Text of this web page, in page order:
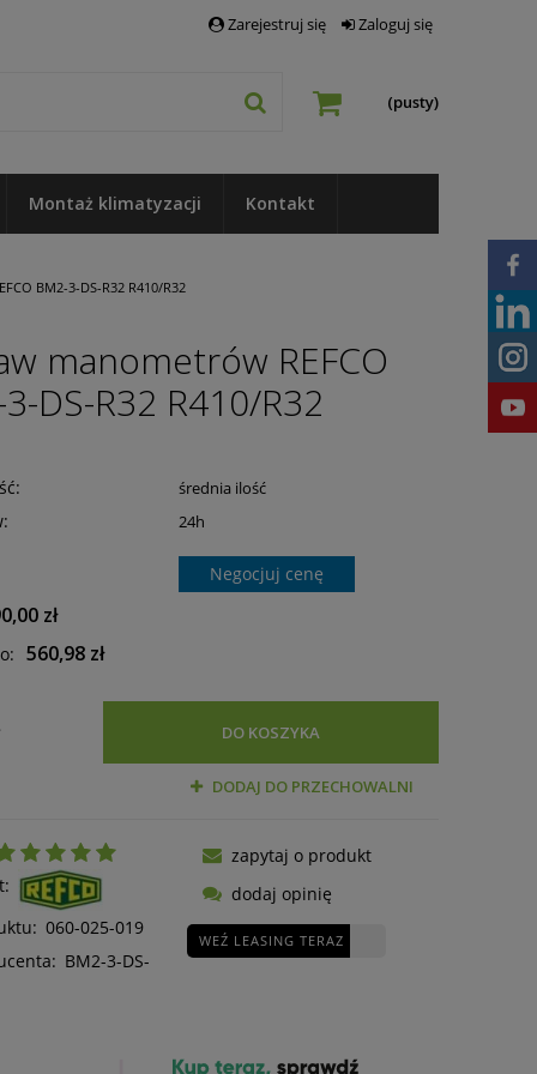
Zarejestruj się Zaloguj się
(pusty)
Montaż klimatyzacji Kontakt
BM2-3-DS-R32 R410/R32
manometrów REFCO
DS-R32 R410/R32
średnia ilość
24h
Negocjuj cenę
zł
560,98 zł
DO KOSZYKA
DODAJ DO PRZECHOWALNI
060-025-019
BM2-3-DS-
zapytaj o produkt
dodaj opinię
WEŹ LEASING TERAZ